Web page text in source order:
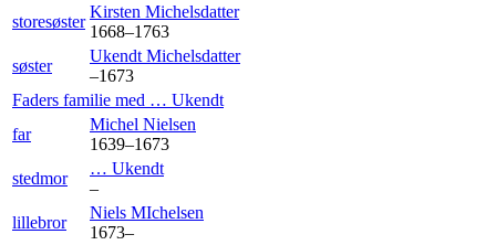
storesøster
Kirsten Michelsdatter
1668–1763
søster
Ukendt Michelsdatter
–1673
Faders familie med … Ukendt
far
Michel Nielsen
1639–1673
stedmor
… Ukendt
–
lillebror
Niels MIchelsen
1673–